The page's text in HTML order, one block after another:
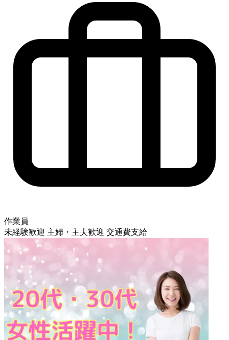
作業員
未経験歓迎 主婦・主夫歓迎 交通費支給